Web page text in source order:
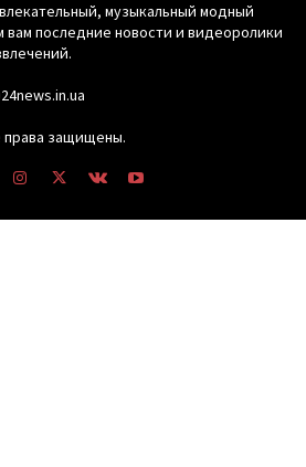
музыкальный модный
вам последние новости и видеоролики
права защищены.